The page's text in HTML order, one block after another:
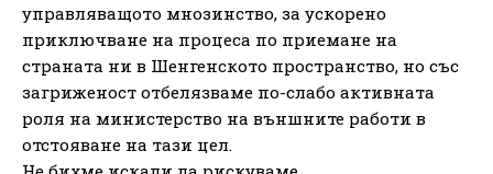
управляващото мнозинство, за ускорено
приключване на процеса по приемане на
страната ни в Шенгенското пространство, но със
загриженост отбелязваме по-слабо активната
роля на министерство на външните работи в
отстояване на тази цел.